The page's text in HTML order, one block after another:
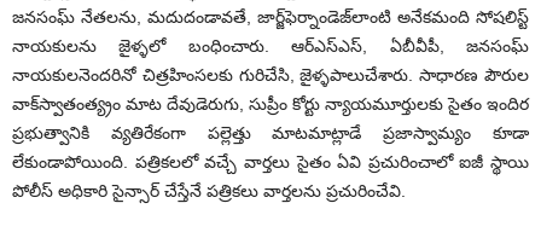
జనసంఘ్ నేతలను, మదుదండావతే, జార్జ్‌ఫెర్నాండెజ్‌లాంటి అనేకమంది సోషలిస్ట్
నాయకులను జైళ్ళలో బంధించారు. ఆర్‌ఎస్‌ఎస్, ఏబీవీపీ, జనసంఘ్
నాయకులనెందరినో చిత్రహింసలకు గురిచేసి, జైళ్ళపాలుచేశారు. సాధారణ పౌరుల
వాక్‌స్వాతంత్య్రం మాట దేవుడెరుగు, సుప్రీం కోర్టు న్యాయమూర్తులకు సైతం ఇందిర
ప్రభుత్వానికి వ్యతిరేకంగా పల్లెత్తు మాటమాట్లాడే ప్రజాస్వామ్యం కూడా
లేకుండాపోయింది. పత్రికలలో వచ్చే వార్తలు సైతం ఏవి ప్రచురించాలో ఐజీ స్థాయి
పోలీస్ అధికారి సైన్సార్ చేస్తేనే పత్రికలు వార్తలను ప్రచురించేవి.